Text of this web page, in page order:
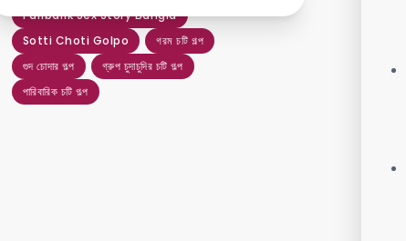
Paribarik Sex Story Bangla
Sotti Choti Golpo গরম চটি গল্প
গুদ চোদার গল্প গ্রুপ চুদাচুদির চটি গল্প
পারিবারিক চটি গল্প